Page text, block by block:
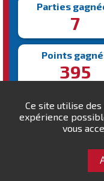
Ce site utilise
expérience
vous
Parties
7
Points
395
Victoire la plus
170s